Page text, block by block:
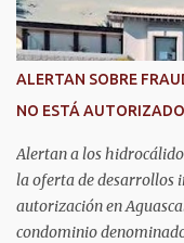
son el corazón de
cuidado y
servicios que les
la atención y el
presidenta del DIF
interesados deben
ALERTAN SOBRE
NO ESTÁ
Alertan a los
la oferta de desarrollos
autorización en
condominio